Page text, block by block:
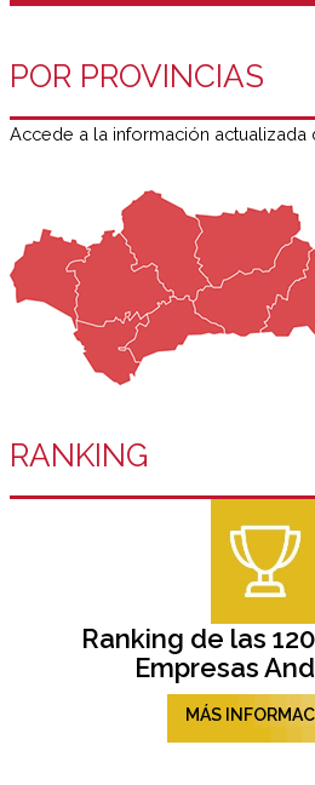
POR PROVINCIAS
Accede a la información actualizada
RANKING
Ranking de las
Empresas
MÁS